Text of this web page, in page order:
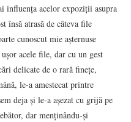
influenţa acelor expoziţii asupra
însă atrasă de câteva file
cunoscut mie aşternuse
acele file, dar cu un gest
delicate de o rară fineţe,
le-a amestecat printre
deja şi le-a aşezat cu grijă pe
dar menţinându-şi